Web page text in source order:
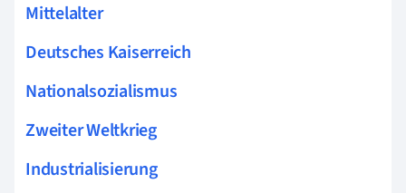
Mittelalter
Deutsches Kaiserreich
Nationalsozialismus
Zweiter Weltkrieg
Industrialisierung